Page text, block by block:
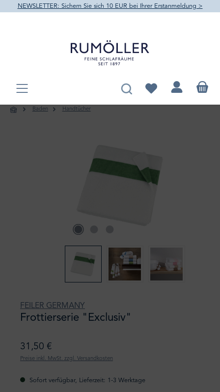
springen
NEWSLETTER: Sichern Sie sich 10 EUR bei Ihrer Erstanmeldung >
Du hast 0 Produkte
Baden Handtücher
FEILER GERMANY
Frottierserie "Exclusiv"
31,50 €
Preise inkl. MwSt. zzgl. Versandkosten
Sofort verfügbar, Lieferzeit: 1-3 Werktage